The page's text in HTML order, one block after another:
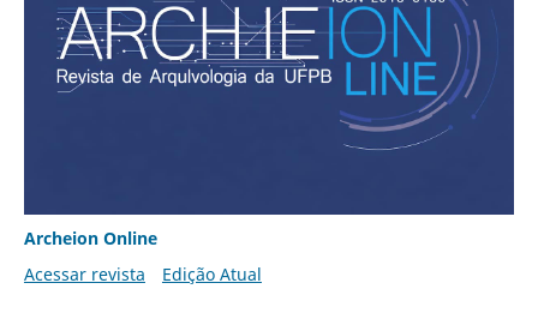
Archeion Online
Acessar revista
Edição Atual